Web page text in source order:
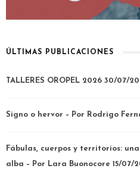
ÚLTIMAS PUBLICACIONES
TALLERES OROPEL 2026 30/07/
Signo o hervor – Por Rodrigo
Fábulas, cuerpos y territorios:
alba – Por Lara Buonocore 15/07/